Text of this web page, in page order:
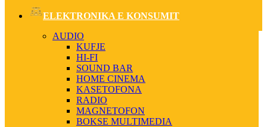
ELEKTRONIKA E KONSUMIT
AUDIO
KUFJE
HI-FI
SOUND BAR
HOME CINEMA
KASETOFONA
RADIO
MAGNETOFON
BOKSE MULTIMEDIA